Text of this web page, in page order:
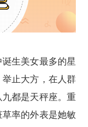
诞生美女最多的星
止大方，在人群
都是天秤座。重
率的外表是她敏